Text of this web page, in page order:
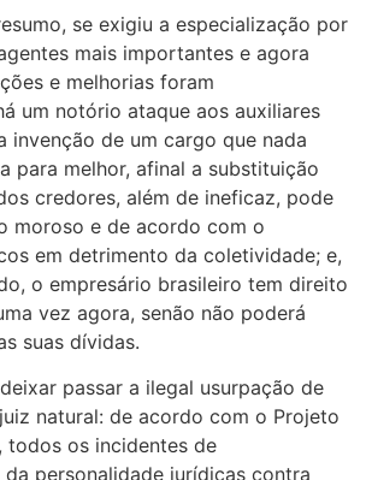
se exigiu a especialização por
mais importantes e agora
e melhorias foram
um notório ataque aos auxiliares
invenção de um cargo que nada
para melhor, afinal a substituição
credores, além de ineficaz, pode
moroso e de acordo com o
em detrimento da coletividade; e,
o empresário brasileiro tem direito
vez agora, senão não poderá
suas dívidas.
passar a ilegal usurpação de
natural: de acordo com o Projeto
todos os incidentes de
personalidade jurídicas contra